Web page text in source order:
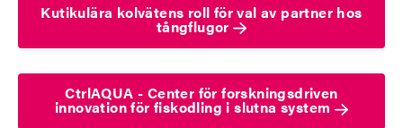
Kutikulära kolvätens roll för val av partner hos
tångflugor
CtrlAQUA - Center för forskningsdriven
innovation för fiskodling i slutna system